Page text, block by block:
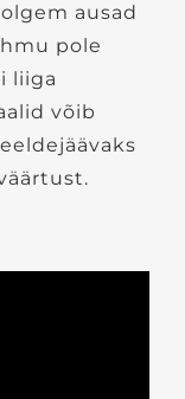
ausad
pole
liiga
võib